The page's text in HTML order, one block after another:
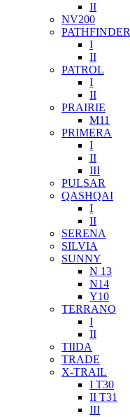
II
NV200
PATHFINDER
I
II
PATROL
I
II
PRAIRIE
M11
PRIMERA
I
II
III
PULSAR
QASHQAI
I
II
SERENA
SILVIA
SUNNY
N 13
N14
Y10
TERRANO
I
II
TIIDA
TRADE
X-TRAIL
I T30
II T31
III